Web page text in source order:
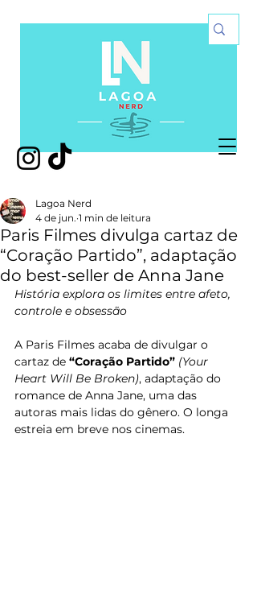
Paris Filmes divulga cartaz de
“Coração Partido”, adaptação
do best-seller de Anna Jane
Lagoa Nerd
4 de jun. 1 min de leitura
História explora os limites entre afeto,
controle e obsessão
A Paris Filmes acaba de divulgar o
cartaz de “Coração Partido” (Your
Heart Will Be Broken), adaptação do
romance de Anna Jane, uma das
autoras mais lidas do gênero. O longa
estreia em breve nos cinemas.